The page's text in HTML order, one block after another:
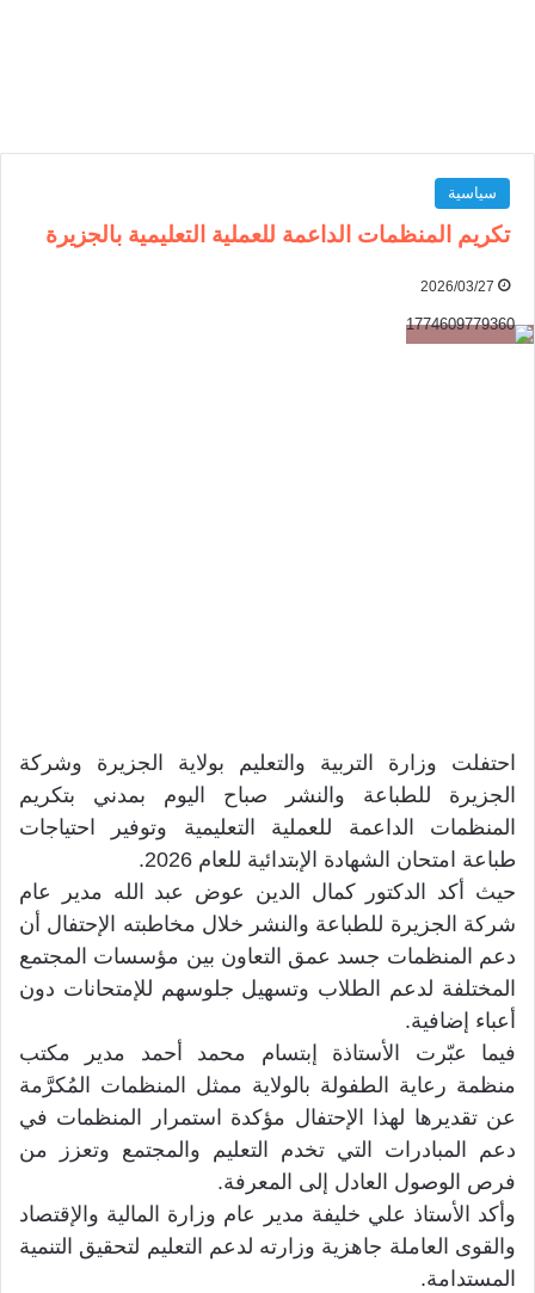
سياسية
تكريم المنظمات الداعمة للعملية التعليمية بالجزيرة
2026/03/27
احتفلت وزارة التربية والتعليم بولاية الجزيرة وشركة
الجزيرة للطباعة والنشر صباح اليوم بمدني بتكريم
المنظمات الداعمة للعملية التعليمية وتوفير احتياجات
طباعة امتحان الشهادة الإبتدائية للعام 2026.
حيث أكد الدكتور كمال الدين عوض عبد الله مدير عام
شركة الجزيرة للطباعة والنشر خلال مخاطبته الإحتفال أن
دعم المنظمات جسد عمق التعاون بين مؤسسات المجتمع
المختلفة لدعم الطلاب وتسهيل جلوسهم للإمتحانات دون
أعباء إضافية.
فيما عبّرت الأستاذة إبتسام محمد أحمد مدير مكتب
منظمة رعاية الطفولة بالولاية ممثل المنظمات المُكرَّمة
عن تقديرها لهذا الإحتفال مؤكدة استمرار المنظمات في
دعم المبادرات التي تخدم التعليم والمجتمع وتعزز من
فرص الوصول العادل إلى المعرفة.
وأكد الأستاذ علي خليفة مدير عام وزارة المالية والإقتصاد
والقوى العاملة جاهزية وزارته لدعم التعليم لتحقيق التنمية
المستدامة.